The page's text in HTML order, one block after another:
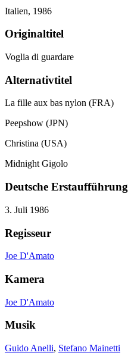
Italien, 1986
Originaltitel
Voglia di guardare
Alternativtitel
La fille aux bas nylon (FRA)
Peepshow (JPN)
Christina (USA)
Midnight Gigolo
Deutsche Erstaufführung
3. Juli 1986
Regisseur
Joe D'Amato
Kamera
Joe D'Amato
Musik
Guido Anelli, Stefano Mainetti